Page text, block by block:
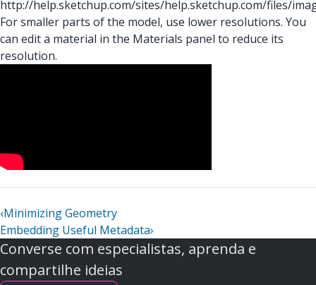
http://help.sketchup.com/sites/help.sketchup.com/files/
For smaller parts of the model, use lower resolutions. You
can edit a material in the Materials panel to reduce its
resolution.
‹Minimizing Geometry
Embedding Useful Metadata›
Converse com especialistas, aprenda e
compartilhe ideias